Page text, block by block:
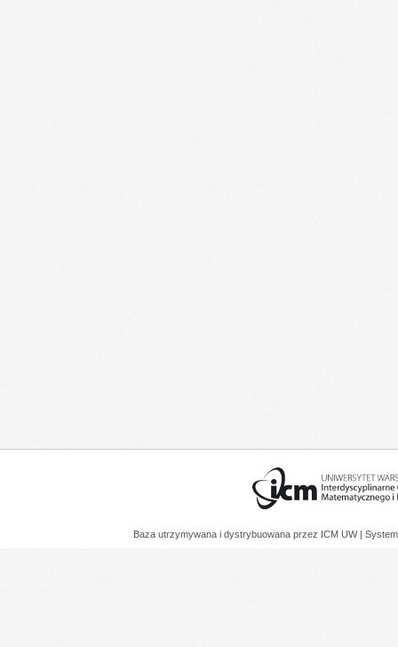
Baza utrzymywana i dystrybuowana przez ICM UW |